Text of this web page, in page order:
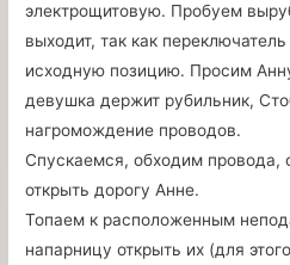
электрощитовую. Пробуем
выходит, так как
исходную позицию. Просим
девушка держит рубильник,
нагромождение проводов.
Спускаемся, обходим провода,
открыть дорогу Анне.
Топаем к расположенным
напарницу открыть их (для